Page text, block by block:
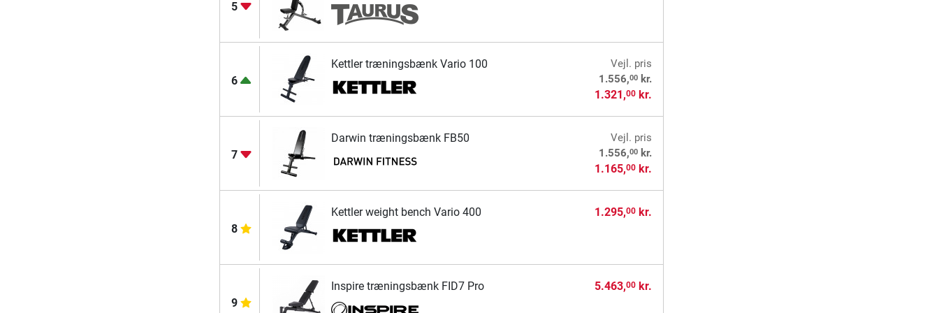
5
6
Kettler træningsbænk Vario 100
Vejl. pris
1.556,00 kr.
1.321,00 kr.
7
Darwin træningsbænk FB50
Vejl. pris
1.556,00 kr.
1.165,00 kr.
8
Kettler weight bench Vario 400 1.295,00 kr.
9
Inspire træningsbænk FID7 Pro 5.463,00 kr.